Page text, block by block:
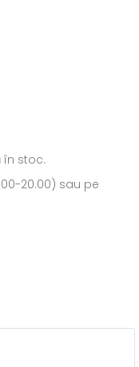
în stoc.
20.00) sau pe